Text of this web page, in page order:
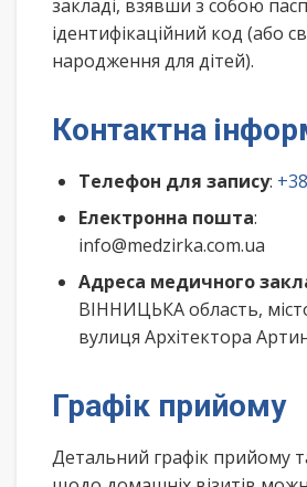
закладі, взявши з собою
ідентифікаційний код (або
народження для дітей).
Контактна
Телефон для запису:
Електронна пошта:
info@medzirka.com.ua
Адреса медичного
ВІННИЦЬКА область,
вулиця Архітектора
Графік прийому
Детальний графік прийому